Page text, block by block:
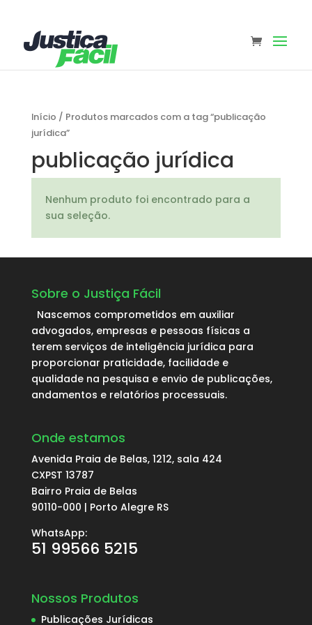
Início / Produtos marcados com a tag “publicação
jurídica”
publicação jurídica
Nenhum produto foi encontrado para a
sua seleção.
Sobre o Justiça Fácil
Nascemos comprometidos em auxiliar
advogados, empresas e pessoas físicas a
terem serviços de inteligência jurídica para
proporcionar praticidade, facilidade e
qualidade na pesquisa e envio de publicações,
andamentos e relatórios processuais.
Onde estamos
Avenida Praia de Belas, 1212, sala 424
CXPST 13787
Bairro Praia de Belas
90110-000 | Porto Alegre RS
WhatsApp:
51 99566 5215
Nossos Produtos
Publicações Jurídicas